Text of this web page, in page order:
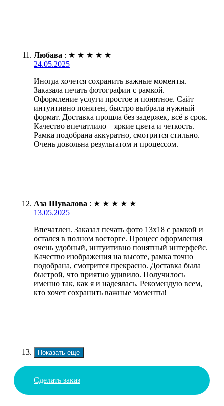
Любава : ★ ★ ★ ★ ★
24.05.2025
Иногда хочется сохранить важные моменты.
Заказала печать фотографии с рамкой.
Оформление услуги простое и понятное. Сайт
интуитивно понятен, быстро выбрала нужный
формат. Доставка прошла без задержек, всё в срок.
Качество впечатлило – яркие цвета и четкость.
Рамка подобрана аккуратно, смотрится стильно.
Очень довольна результатом и процессом.
Аза Шувалова : ★ ★ ★ ★ ★
13.05.2025
Впечатлен. Заказал печать фото 13х18 с рамкой и
остался в полном восторге. Процесс оформления
очень удобный, интуитивно понятный интерфейс.
Качество изображения на высоте, рамка точно
подобрана, смотрится прекрасно. Доставка была
быстрой, что приятно удивило. Получилось
именно так, как я и надеялась. Рекомендую всем,
кто хочет сохранить важные моменты!
Показать еще
Сделать заказ